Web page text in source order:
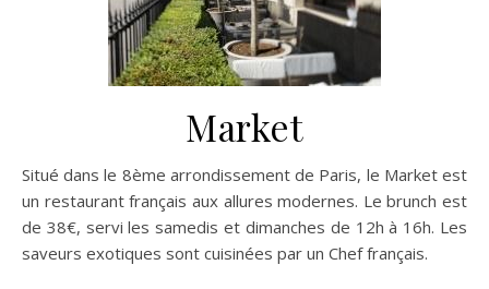
Market
Situé dans le 8ème arrondissement de Paris, le Market est
un restaurant français aux allures modernes. Le brunch est
de 38€, servi les samedis et dimanches de 12h à 16h. Les
saveurs exotiques sont cuisinées par un Chef français.